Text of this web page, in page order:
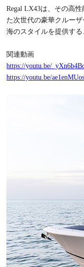
Regal LX43は、その高性
た次世代の豪華クルー
海のスタイルを提供する
関連動画
https://youtu.be/
https://youtu.be/